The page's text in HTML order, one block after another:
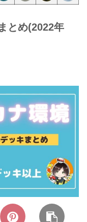
とめ(2022年